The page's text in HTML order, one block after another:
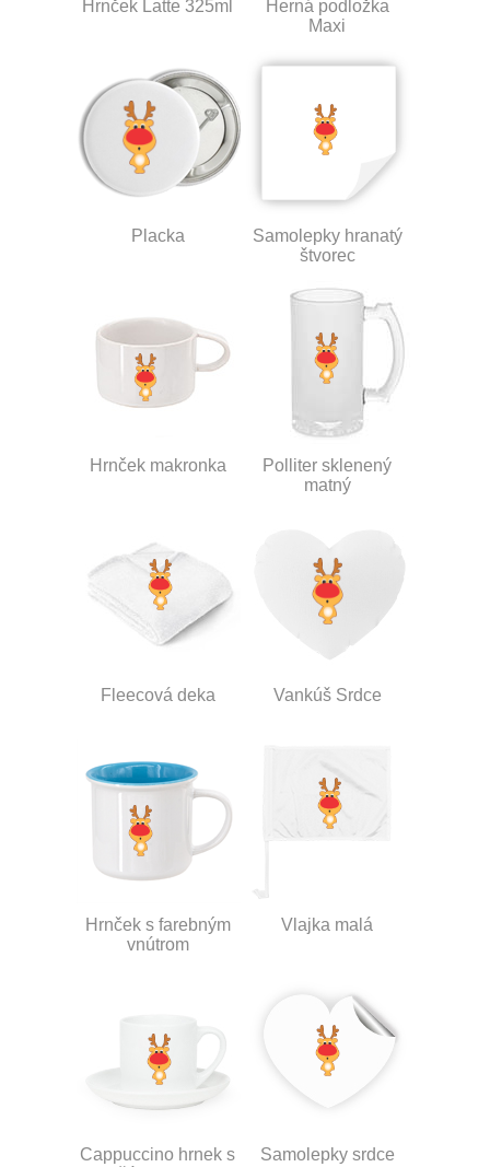
Hrnček Latte 325ml
Herná podložka
Maxi
Placka
Samolepky hranatý
štvorec
Hrnček makronka
Polliter sklenený
matný
Fleecová deka Vankúš Srdce
Hrnček s farebným
vnútrom
Vlajka malá
Cappuccino hrnek s
Samolepky srdce